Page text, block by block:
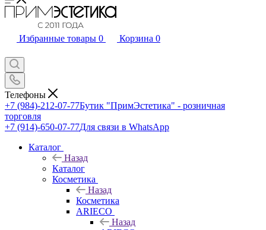
Избранные товары 0 Корзина 0
Телефоны
+7 (984)-212-07-77Бутик "ПримЭстетика" - розничная
торговля
+7 (914)-650-07-77Для связи в WhatsApp
Каталог
Назад
Каталог
Косметика
Назад
Косметика
ARIECO
Назад